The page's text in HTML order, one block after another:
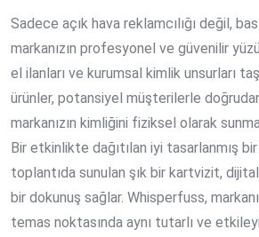
Sadece açık hava reklamcılığı değil,
markanızın profesyonel ve güvenilir
el ilanları ve kurumsal kimlik unsurları
ürünler, potansiyel müşterilerle
markanızın kimliğini fiziksel olarak
Bir etkinlikte dağıtılan iyi tasarlanmış
toplantıda sunulan şık bir kartvizit,
bir dokunuş sağlar. Whisperfuss,
temas noktasında aynı tutarlı ve